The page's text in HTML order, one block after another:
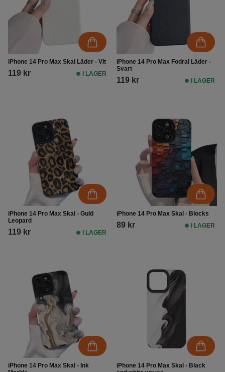
iPhone 14 Pro Max Skal Läder - Vit
119 kr I LAGER
iPhone 14 Pro Max Fodral Läder -
Svart
119 kr I LAGER
iPhone 14 Pro Max Skal - Guld
Leopard
119 kr I LAGER
iPhone 14 Pro Max Skal - Blocks
89 kr I LAGER
iPhone 14 Pro Max Skal - Ink
iPhone 14 Pro Max Skal - Black